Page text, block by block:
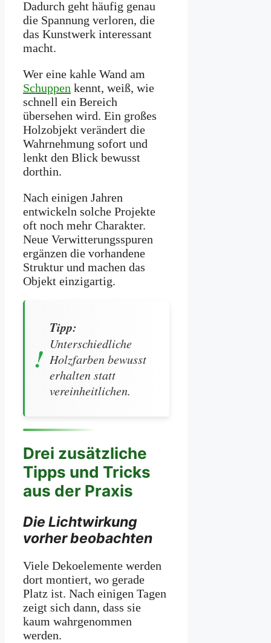
Dadurch geht häufig genau
die Spannung verloren, die
das Kunstwerk interessant
macht.
Wer eine kahle Wand am
Schuppen kennt, weiß, wie
schnell ein Bereich
übersehen wird. Ein großes
Holzobjekt verändert die
Wahrnehmung sofort und
lenkt den Blick bewusst
dorthin.
Nach einigen Jahren
entwickeln solche Projekte
oft noch mehr Charakter.
Neue Verwitterungsspuren
ergänzen die vorhandene
Struktur und machen das
Objekt einzigartig.
Tipp:
Unterschiedliche
Holzfarben bewusst
erhalten statt
vereinheitlichen.
Drei zusätzliche
Tipps und Tricks
aus der Praxis
Die Lichtwirkung
vorher beobachten
Viele Dekoelemente werden
dort montiert, wo gerade
Platz ist. Nach einigen Tagen
zeigt sich dann, dass sie
kaum wahrgenommen
werden.